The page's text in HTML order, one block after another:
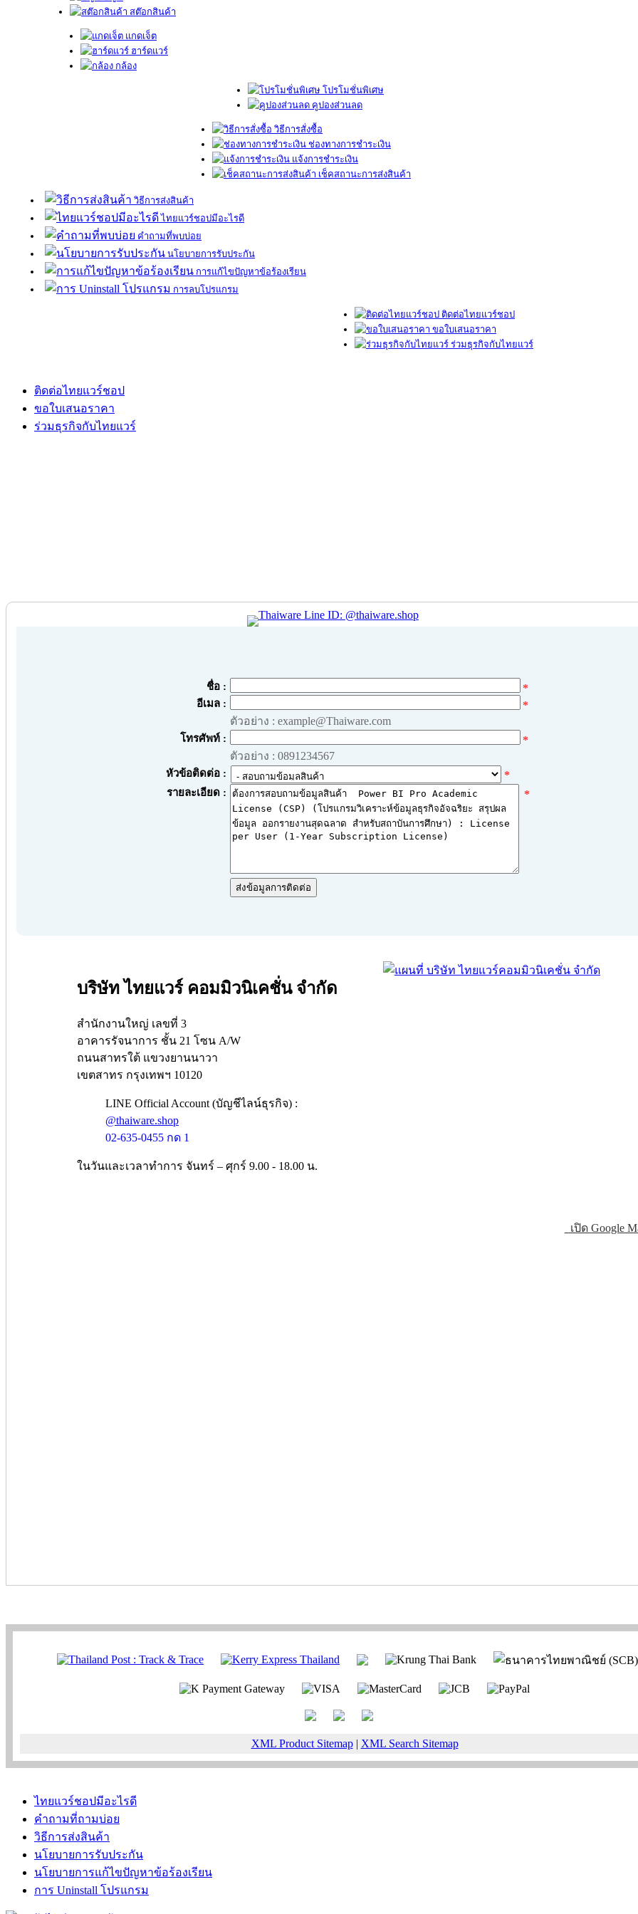
สต๊อกสินค้า
แกดเจ็ต
ฮาร์ดแวร์
กล้อง
โปรโมชั่นพิเศษ
คูปองส่วนลด
วิธีการสั่งซื้อ
ช่องทางการชำระเงิน
แจ้งการชำระเงิน
เช็คสถานะการส่งสินค้า
วิธีการส่งสินค้า
ไทยแวร์ชอปมีอะไรดี
คำถามที่พบบ่อย
นโยบายการรับประกัน
การแก้ไขปัญหาข้อร้องเรียน
การลบโปรแกรม
ติดต่อไทยแวร์ชอป
ขอใบเสนอราคา
ร่วมธุรกิจกับไทยแวร์
ติดต่อไทยแวร์ชอป
ขอใบเสนอราคา
ร่วมธุรกิจกับไทยแวร์
ชื่อ : *
อีเมล :
*
ตัวอย่าง : example@Thaiware.com
โทรศัพท์ :
*
ตัวอย่าง : 0891234567
หัวข้อติดต่อ : *
รายละเอียด : *
บริษัท ไทยแวร์ คอมมิวนิเคชั่น จำกัด
สำนักงานใหญ่ เลขที่ 3
อาคารรัจนาการ ชั้น 21 โซน A/W
ถนนสาทรใต้ แขวงยานนาวา
เขตสาทร กรุงเทพฯ 10120
LINE Official Account (บัญชีไลน์ธุรกิจ) :
@thaiware.shop
02-635-0455 กด 1
ในวันและเวลาทำการ จันทร์ – ศุกร์ 9.00 - 18.00 น.
เปิด Google
XML Product Sitemap| XML Search Sitemap
ไทยแวร์ชอปมีอะไรดี
คำถามที่ถามบ่อย
วิธีการส่งสินค้า
นโยบายการรับประกัน
นโยบายการแก้ไขปัญหาข้อร้องเรียน
การ Uninstall โปรแกรม